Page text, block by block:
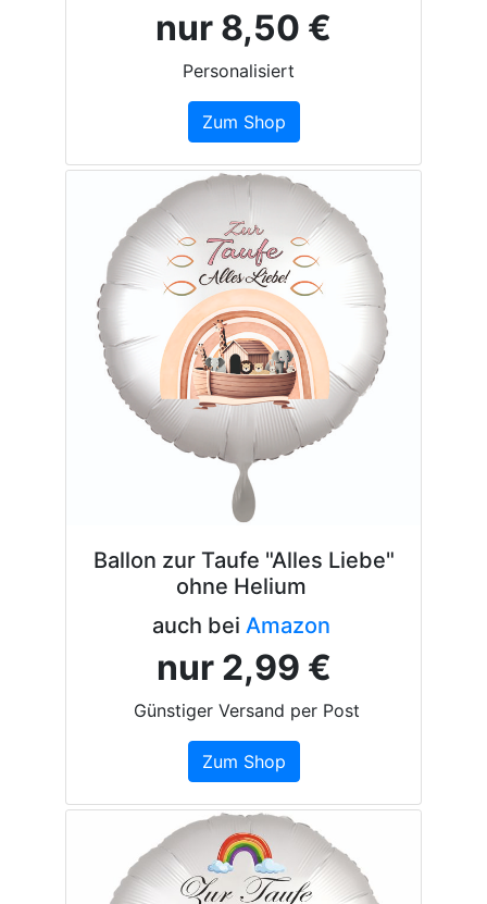
nur 8,50 €
Personalisiert
Zum Shop
Ballon zur Taufe "Alles Liebe"
ohne Helium
auch bei Amazon
nur 2,99 €
Günstiger Versand per Post
Zum Shop